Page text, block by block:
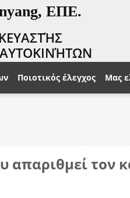
ΕΠΕ.
Ποιοτικός έλεγχος Μας
τον